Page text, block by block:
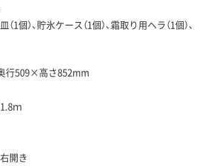
1個）、貯氷ケース（1個）、霜取り用ヘラ（1個）、
行509×高さ852mm
ｍ
開き